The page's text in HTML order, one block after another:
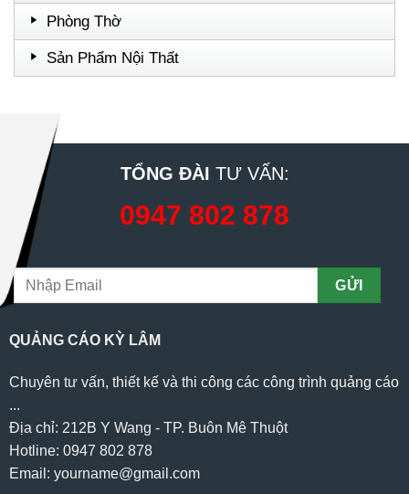
Phòng Thờ
Sản Phẩm Nội Thất
TỔNG ĐÀI TƯ VẤN:
0947 802 878
QUẢNG CÁO KỲ LÂM
Chuyên tư vấn, thiết kế và thi công các công trình quảng cáo
...
Địa chỉ: 212B Y Wang - TP. Buôn Mê Thuột
Hotline: 0947 802 878
Email: yourname@gmail.com